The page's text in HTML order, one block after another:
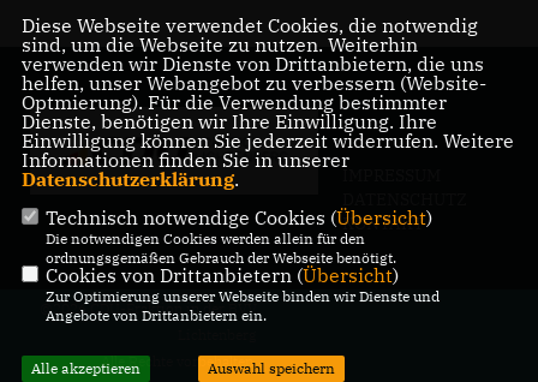
KONTAKT
@2026 CDU-Fraktion in der BVV
Alle Rechte vorbehalten.
Diese Webseite verwendet Cookies, die notwendig
sind, um die Webseite zu nutzen. Weiterhin
verwenden wir Dienste von Drittanbietern, die uns
helfen, unser Webangebot zu verbessern (Website-
Optmierung). Für die Verwendung bestimmter
Dienste, benötigen wir Ihre Einwilligung. Ihre
Einwilligung können Sie jederzeit widerrufen. Weitere
Informationen finden Sie in unserer
Datenschutzerklärung.
Technisch notwendige Cookies (Übersicht)
Die notwendigen Cookies werden allein für den
ordnungsgemäßen Gebrauch der Webseite benötigt.
Cookies von Drittanbietern (Übersicht)
Zur Optimierung unserer Webseite binden wir Dienste und
Angebote von Drittanbietern ein.
Alle akzeptieren Auswahl speichern